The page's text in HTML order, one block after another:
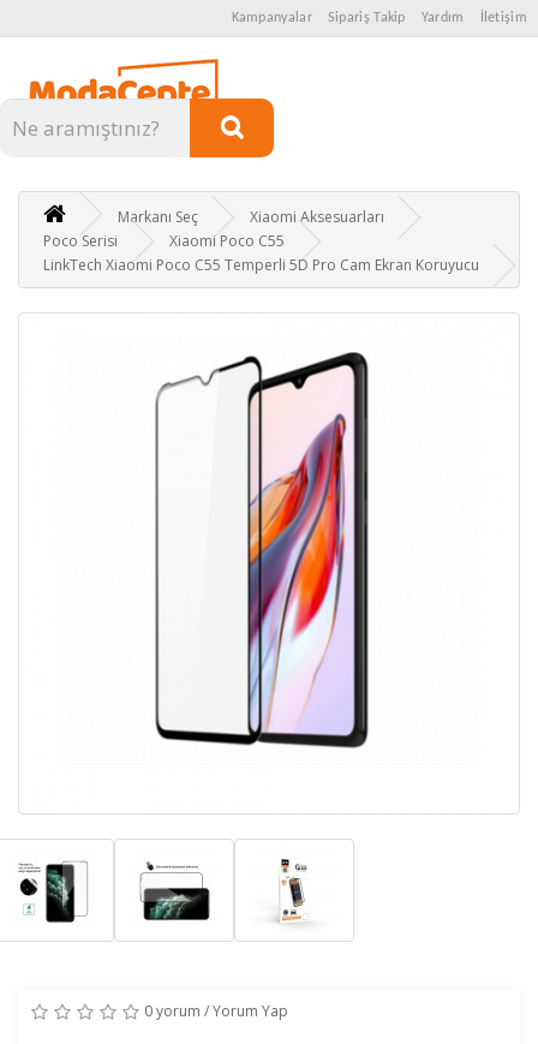
Kampanyalar Sipariş Takip Yardım İletişim
Kategoriler
Markanı Seç
Xiaomi Aksesuarları
Poco Serisi
Xiaomi Poco C55
LinkTech Xiaomi Poco C55 Temperli 5D Pro Cam Ekran Koruyucu
0 yorum /Yorum Yap